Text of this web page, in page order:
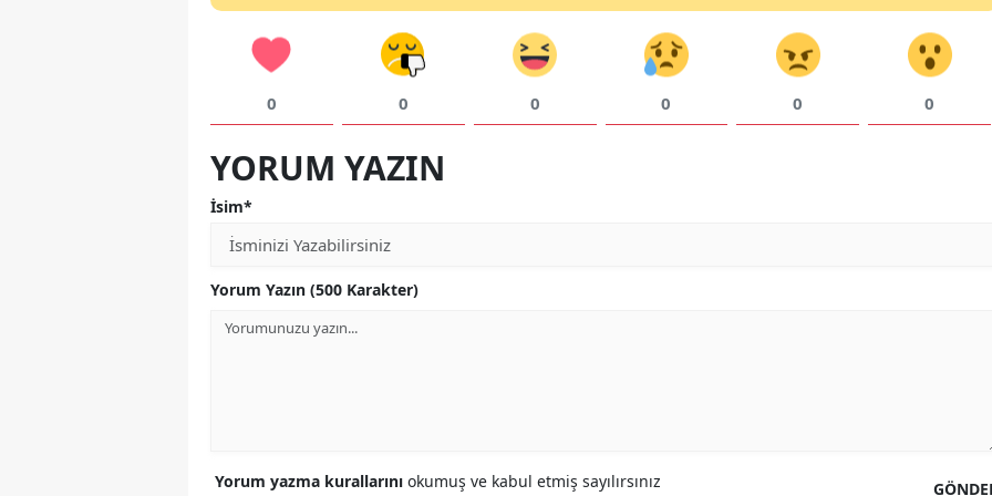
0 0 0 0 0 0
YORUM YAZIN
İsim*
Yorum Yazın (500 Karakter)
Yorum yazma kurallarını okumuş ve kabul etmiş sayılırsınız